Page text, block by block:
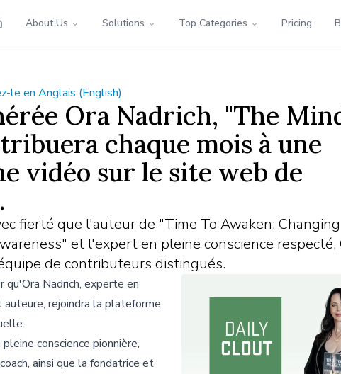
About Us Solutions Top Categories Pricing
le en Anglais (English)
Ora Nadrich, "The
chaque mois à une
vidéo sur le site web de
fierté que l'auteur de "Time To Awaken:
et l'expert en pleine conscience respecté,
de contributeurs distingués.
Nadrich, experte en
rejoindra la plateforme
conscience pionnière,
ainsi que la fondatrice et